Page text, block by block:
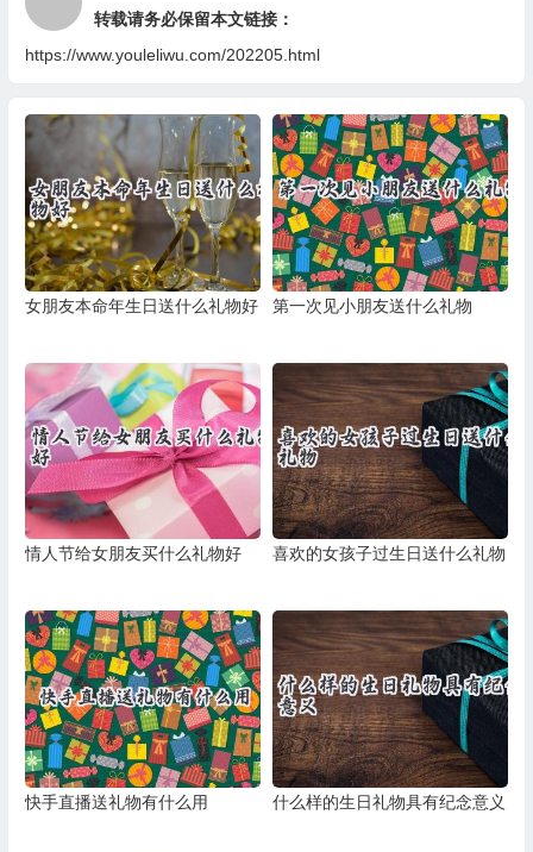
转载请务必保留本文链接：
https://www.youleliwu.com/202205.html
女朋友本命年生日送什么礼物好 第一次见小朋友送什么礼物
情人节给女朋友买什么礼物好 喜欢的女孩子过生日送什么礼物
快手直播送礼物有什么用 什么样的生日礼物具有纪念意义